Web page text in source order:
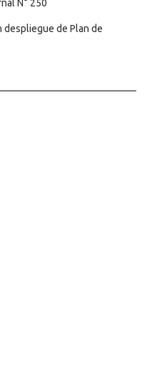
N° 250
despliegue de Plan de